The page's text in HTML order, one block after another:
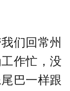
们回常州
作忙，没
巴一样跟